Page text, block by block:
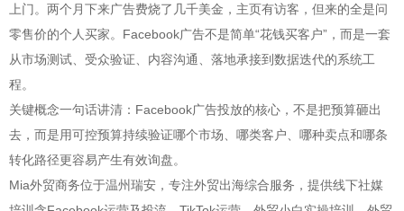
上门。两个月下来广告费烧了几千美金，主页有访客，但来的全是问
零售价的个人买家。Facebook广告不是简单“花钱买客户”，而是一套
从市场测试、受众验证、内容沟通、落地承接到数据迭代的系统工
程。
关键概念一句话讲清：Facebook广告投放的核心，不是把预算砸出
去，而是用可控预算持续验证哪个市场、哪类客户、哪种卖点和哪条
转化路径更容易产生有效询盘。
Mia外贸商务位于温州瑞安，专注外贸出海综合服务，提供线下社媒